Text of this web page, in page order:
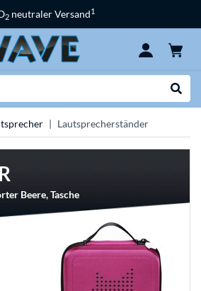
2 neutraler Versand1
Lautsprecherständer
Beere, Tasche